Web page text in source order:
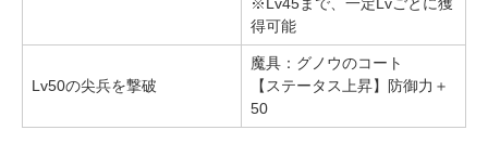
得可能
Lv50の尖兵を撃破
魔具：グノウのコート
【ステータス上昇】防御力＋
50